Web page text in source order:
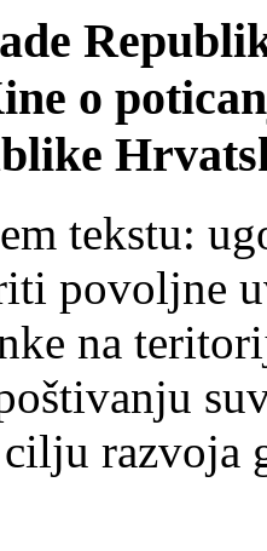
o
tekstu:
povoljne
na
razvoja